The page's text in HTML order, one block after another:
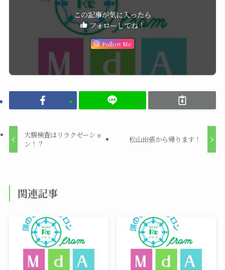
この記事が気に入ったら
フォローしてね！
Follow Me
大腸検査はリラクゼーショ
ン！？
松山出張から帰ります！
関連記事